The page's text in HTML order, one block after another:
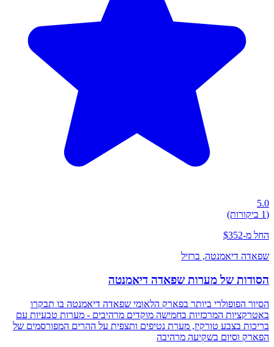
5.0
(1 ביקורות)
החל מ-$352
שפאדה דיאמנטה, ברזיל
הסודות של מערות שפאדה דיאמנטה
הסיור הפופולרי ביותר בפארק הלאומי שפאדה דיאמנטה בו תבקרו
באטרקציות המרכזיות בחמישה מוקדים מרהיבים - מערות טבעיות עם
בריכות בצבע טורקיז, מערת נטיפים ותצפית על ההרים המפורסמים של
הפארק וסיום בשקיעה מרהיבה